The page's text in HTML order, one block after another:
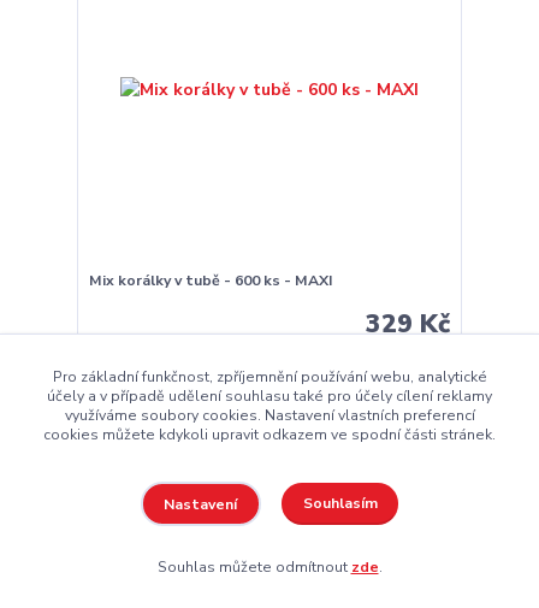
Mix korálky v tubě - 600 ks - MAXI
329 Kč
Přidat do košíku
Pro základní funkčnost, zpříjemnění používání webu, analytické
účely a v případě udělení souhlasu také pro účely cílení reklamy
využíváme soubory cookies. Nastavení vlastních preferencí
cookies můžete kdykoli upravit odkazem ve spodní části stránek.
Nastavení Souhlasím
Souhlas můžete odmítnout zde.